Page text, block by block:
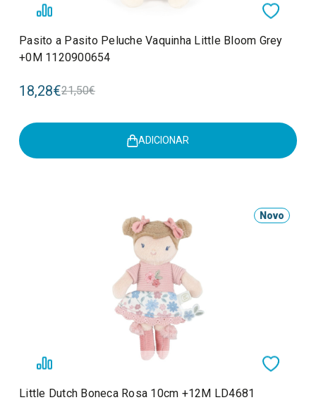
Pasito a Pasito Peluche Vaquinha Little Bloom Grey
+0M 1120900654
18,28€21,50€
ADICIONAR
Novo
Little Dutch Boneca Rosa 10cm +12M LD4681